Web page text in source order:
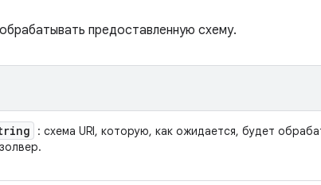
предоставленную схему.
: схема URI, которую, как ожидается, будет